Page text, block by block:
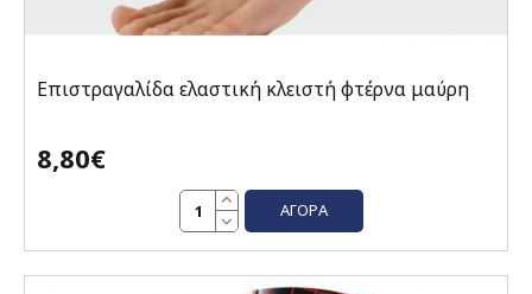
Επιστραγαλίδα ελαστική κλειστή φτέρνα μαύρη
8,80€
ΑΓΟΡΆ